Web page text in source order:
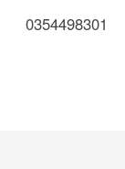
0354498301